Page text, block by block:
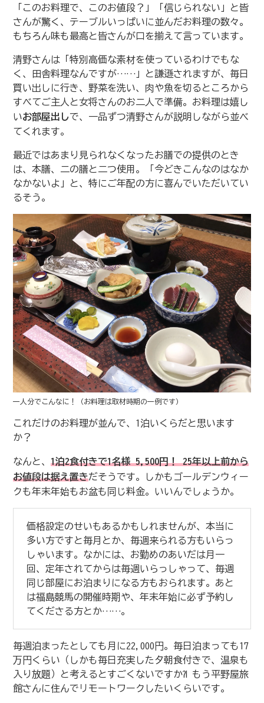
「このお料理で、このお値段？」「信じられない」と皆
さんが驚く、テーブルいっぱいに並んだお料理の数々。
もちろん味も最高と皆さんが口を揃えて言っています。
清野さんは「特別高価な素材を使っているわけでもな
く、田舎料理なんですが……」と謙遜されますが、毎日
買い出しに行き、野菜を洗い、肉や魚を切るところから
すべてご主人と女将さんのお二人で準備。お料理は嬉し
いお部屋出しで、一品ずつ清野さんが説明しながら並べ
てくれます。
最近ではあまり見られなくなったお膳での提供のとき
は、本膳、二の膳と二つ使用。「今どきこんなのはなか
なかないよ」と、特にご年配の方に喜んでいただいてい
るそう。
一人分でこんなに！（お料理は取材時期の一例です）
これだけのお料理が並んで、1泊いくらだと思います
か？
なんと、 1泊2食付きで1名様 5,500円！ 25年以上前から
お値段は据え置きだそうです。しかもゴールデンウィー
クも年末年始もお盆も同じ料金。いいんでしょうか。
価格設定のせいもあるかもしれませんが、本当に
多い方ですと毎月とか、毎週来られる方もいらっ
しゃいます。なかには、お勤めのあいだは月一
回、定年されてからは毎週いらっしゃって、毎週
同じ部屋にお泊まりになる方もおられます。あと
は福島競馬の開催時期や、年末年始に必ず予約し
てくださる方とか……。
毎週泊まったとしても月に22,000円。毎日泊まっても17
万円くらい（しかも毎日充実した夕朝食付きで、温泉も
入り放題）と考えるとすごくないですか⁈ もう平野屋旅
館さんに住んでリモートワークしたいくらいです。